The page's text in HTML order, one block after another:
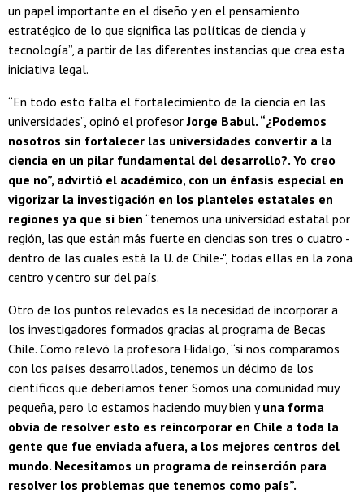
un papel importante en el diseño y en el pensamiento
estratégico de lo que significa las políticas de ciencia y
tecnología”, a partir de las diferentes instancias que crea esta
iniciativa legal.
“En todo esto falta el fortalecimiento de la ciencia en las
universidades”, opinó el profesorJorge Babul. “¿Podemos
nosotros sin fortalecer las universidades convertir a la
ciencia en un pilar fundamental del desarrollo?. Yo creo
que no”, advirtió el académico, con un énfasis especial en
vigorizar la investigación en los planteles estatales en
regiones ya que si bien “tenemos una universidad estatal por
región, las que están más fuerte en ciencias son tres o cuatro -
dentro de las cuales está la U. de Chile-", todas ellas en la zona
centro y centro sur del país.
Otro de los puntos relevados es la necesidad de incorporar a
los investigadores formados gracias al programa de Becas
Chile. Como relevó la profesora Hidalgo, “si nos comparamos
con los países desarrollados, tenemos un décimo de los
científicos que deberíamos tener. Somos una comunidad muy
pequeña, pero lo estamos haciendo muy bien yuna forma
obvia de resolver esto es reincorporar en Chile a toda la
gente que fue enviada afuera, a los mejores centros del
mundo. Necesitamos un programa de reinserción para
resolver los problemas que tenemos como país”.